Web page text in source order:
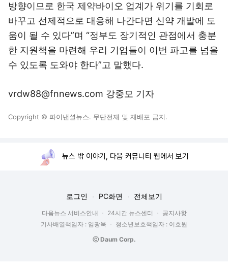
방향이므로 한국 제약바이오 업계가 위기를 기회로
바꾸고 선제적으로 대응해 나간다면 신약 개발에 도
움이 될 수 있다”며 “정부도 장기적인 관점에서 충분
한 지원책을 마련해 우리 기업들이 이번 파고를 넘을
수 있도록 도와야 한다”고 말했다.
vrdw88@fnnews.com 강중모 기자
Copyright © 파이낸셜뉴스. 무단전재 및 재배포 금지.
뉴스 밖 이야기, 다음 커뮤니티 웹에서 보기
로그인 PC화면 전체보기
다음뉴스 서비스안내 24시간 뉴스센터
공지사항
기사배열책임자 : 임광욱
청소년보호책임자 : 이호원
ⓒ Daum Corp.